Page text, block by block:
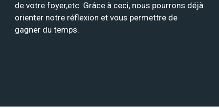
de votre foyer,etc. Grâce à ceci, nous pourrons déjà
orienter notre réflexion et vous permettre de
gagner du temps.